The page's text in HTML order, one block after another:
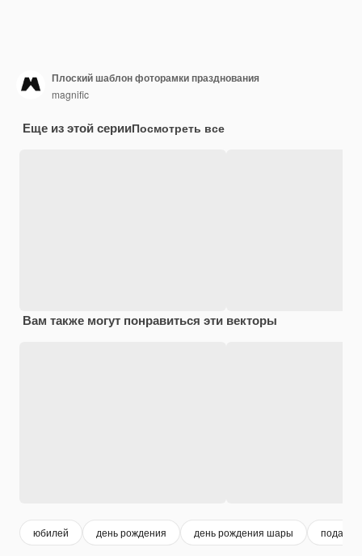
Плоский шаблон фоторамки празднования
magnific
Еще из этой серииПосмотреть все
Вам также могут понравиться эти векторы
юбилей день рождения день рождения шары подарок